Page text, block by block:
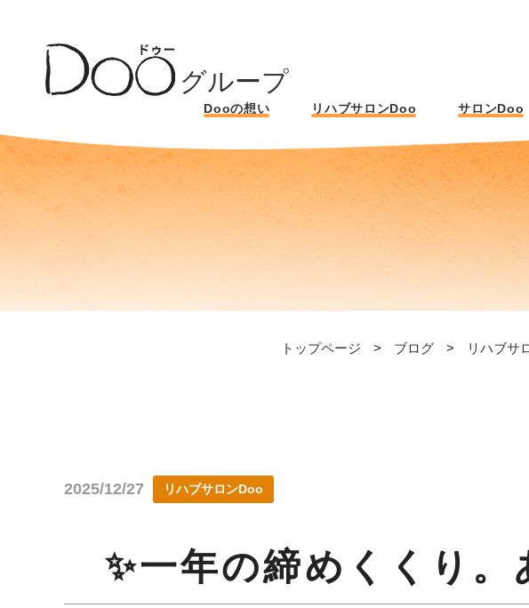
グループ
Dooの想い リハブサロンDoo サロンDoo
トップページ ブログ リハブサ
2025/12/27 リハブサロンDoo
✨一年の締めくくり